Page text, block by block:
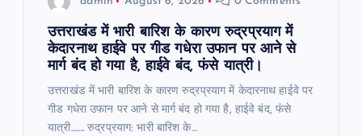
उत्तराखंड में भारी बारिश के कारण रुद्रप्रयाग में
केदारनाथ हाईवे पर गीड गधेरा उफान पर आने से
मार्ग बंद हो गया है, हाईवे बंद, फंसे यात्री।
उत्तराखंड में भारी बारिश के कारण रुद्रप्रयाग में केदारनाथ हाईवे पर
गीड गधेरा उफान पर आने से मार्ग बंद हो गया है, हाईवे बंद, फंसे
यात्री……. रुद्रप्रयाग: भारी बारिश के…